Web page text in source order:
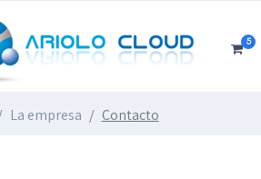
5
La empresa Contacto